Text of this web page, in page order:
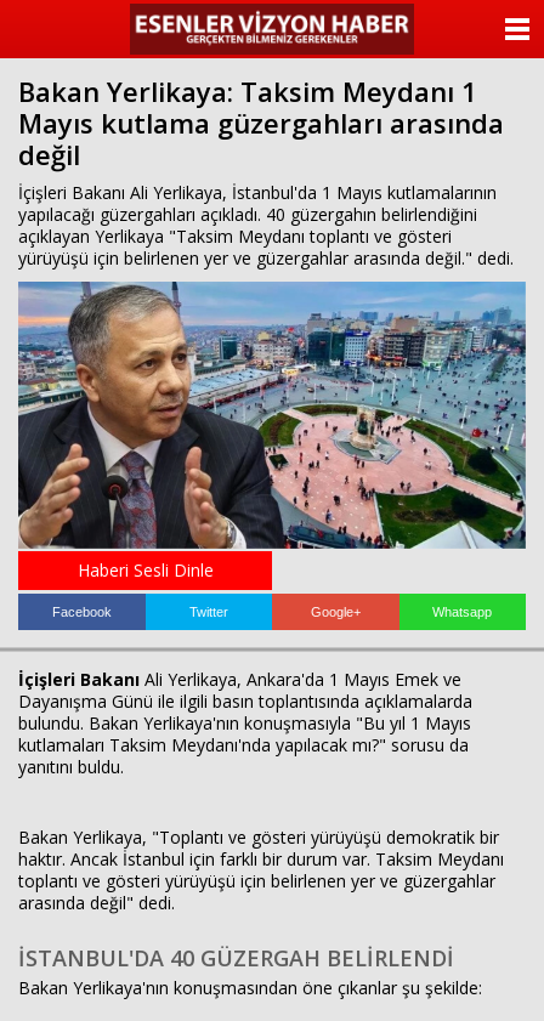
Bakan Yerlikaya: Taksim Meydanı 1
Mayıs kutlama güzergahları arasında
değil
İçişleri Bakanı Ali Yerlikaya, İstanbul'da 1 Mayıs kutlamalarının
yapılacağı güzergahları açıkladı. 40 güzergahın belirlendiğini
açıklayan Yerlikaya "Taksim Meydanı toplantı ve gösteri
yürüyüşü için belirlenen yer ve güzergahlar arasında değil." dedi.
Haberi Sesli Dinle
Facebook Twitter Google+ Whatsapp
İçişleri Bakanı Ali Yerlikaya, Ankara'da 1 Mayıs Emek ve
Dayanışma Günü ile ilgili basın toplantısında açıklamalarda
bulundu. Bakan Yerlikaya'nın konuşmasıyla "Bu yıl 1 Mayıs
kutlamaları Taksim Meydanı'nda yapılacak mı?" sorusu da
yanıtını buldu.
Bakan Yerlikaya, "Toplantı ve gösteri yürüyüşü demokratik bir
haktır. Ancak İstanbul için farklı bir durum var. Taksim Meydanı
toplantı ve gösteri yürüyüşü için belirlenen yer ve güzergahlar
arasında değil" dedi.
İSTANBUL'DA 40 GÜZERGAH BELİRLENDİ
Bakan Yerlikaya'nın konuşmasından öne çıkanlar şu şekilde:
ANASAYFA
KATEGORİLER
ANKETLER
FOTO GALERİ
VİDEO GALERİ
KÜNYE
İLETİŞİM